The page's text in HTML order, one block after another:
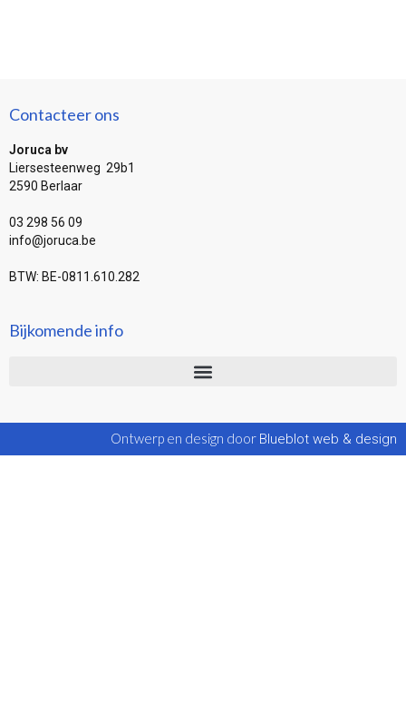
Contacteer ons
Joruca bv
Liersesteenweg 29b1
2590 Berlaar
03 298 56 09
info@joruca.be
BTW: BE-0811.610.282
Bijkomende info
Ontwerp en design door Blueblot web & design